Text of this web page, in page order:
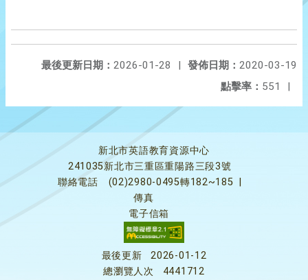
發佈日期： 2020-03-19
最後更新日期： 2026-01-28
|
點擊率： 551 |
新北市英語教育資源中心
241035新北市三重區重陽路三段3號
聯絡電話
(02)2980-0495轉182~185
傳真
電子信箱
最後更新
2026-01-12
總瀏覽人次
4441712